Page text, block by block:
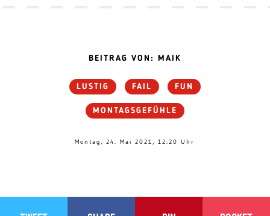
BEITRAG VON: MAIK
LUSTIG FAIL FUN
MONTAGSGEFÜHLE
Montag, 24. Mai 2021, 12:20 Uhr